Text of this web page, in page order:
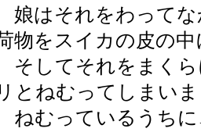
娘はそれをわってな
物をスイカの皮の
そしてそれをまくら
とねむってしまい
ねむっているうちに